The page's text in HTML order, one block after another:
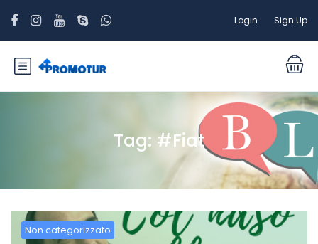
Login Sign Up
Tag: #Fiat
Non categorizzato